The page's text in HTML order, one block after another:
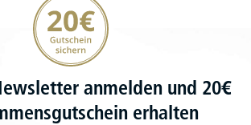
anmelden und 20€
erhalten